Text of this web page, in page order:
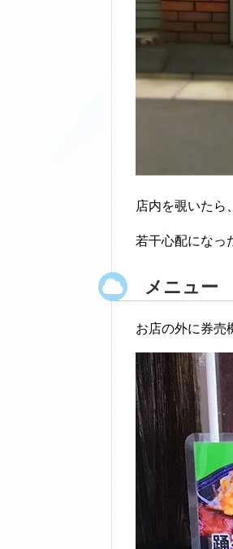
店内を覗いたら
若干心配になっ
メニュー
お店の外に券売